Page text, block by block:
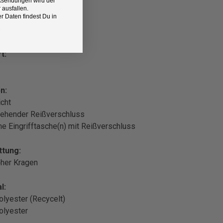
Reißverschluss
Eingrifftasche(n) mit Reißverschluss
Kragen
(Recycelt)
Daten findest Du in